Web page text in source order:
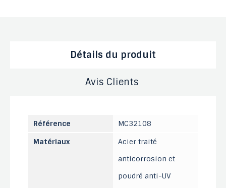
Détails du produit
Avis Clients
Référence
MC32108
Matériaux
Acier traité
anticorrosion et
poudré anti-UV